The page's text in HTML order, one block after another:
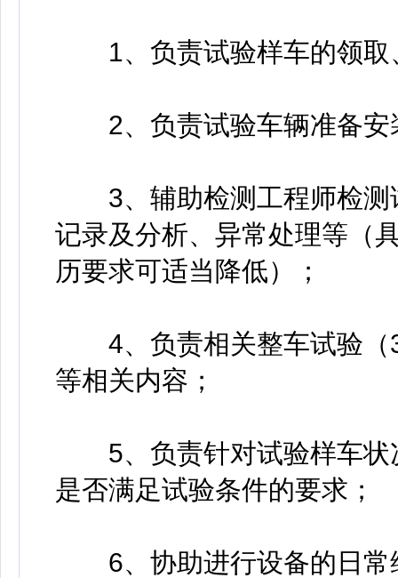
1、负责试验样车的领取
2、负责试验车辆准备安
3、辅助检测工程师检测
记录及分析、异常处理等（
历要求可适当降低）；
4、负责相关整车试验（
等相关内容；
5、负责针对试验样车状
是否满足试验条件的要求；
6、协助进行设备的日常